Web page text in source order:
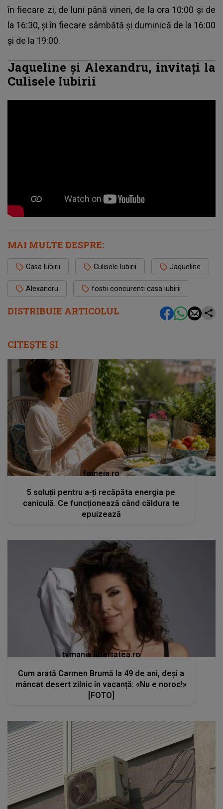
DISTRIBUIE ARTICOLUL
în fiecare zi, de luni până vineri, de la ora 10:00 și de
la 16:30, și în fiecare sâmbătă și duminică de la 16:00
și de la 19:00.
Jaqueline și Alexandru, invitați la
Culisele Iubirii
MAI MULTE DESPRE:
Casa Iubirii Culisele Iubirii Jaqueline
Alexandru fostii concurenti casa iubirii
CITEȘTE ȘI
femeia.ro
5 soluții pentru a-ți recăpăta energia pe
caniculă. Ce funcționează când căldura te
epuizează
tvmania.libertatea.ro
Cum arată Carmen Brumă la 49 de ani, deși a
mâncat desert zilnic în vacanță: «Nu e noroc!»
[FOTO]